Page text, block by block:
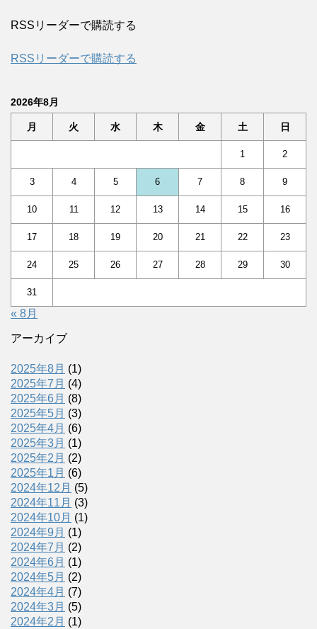
RSSリーダーで購読する
RSSリーダーで購読する
2026年8月
月 火 水 木 金 土 日
1 2
3 4 5 6 7 8 9
10 11 12 13 14 15 16
17 18 19 20 21 22 23
24 25 26 27 28 29 30
31
« 8月
アーカイブ
2025年8月 (1)
2025年7月 (4)
2025年6月 (8)
2025年5月 (3)
2025年4月 (6)
2025年3月 (1)
2025年2月 (2)
2025年1月 (6)
2024年12月 (5)
2024年11月 (3)
2024年10月 (1)
2024年9月 (1)
2024年7月 (2)
2024年6月 (1)
2024年5月 (2)
2024年4月 (7)
2024年3月 (5)
2024年2月 (1)